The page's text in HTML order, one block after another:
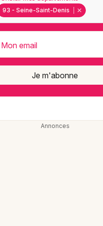
93 - Seine-Saint-Denis
Mon email
Je m'abonne